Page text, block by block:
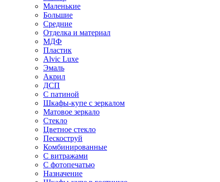
Маленькие
Большие
Средние
Отделка и материал
МДФ
Пластик
Alvic Luxe
Эмаль
Акрил
ДСП
С патиной
Шкафы-купе с зеркалом
Матовое зеркало
Стекло
Цветное стекло
Пескоструй
Комбинированные
С витражами
С фотопечатью
Назначение